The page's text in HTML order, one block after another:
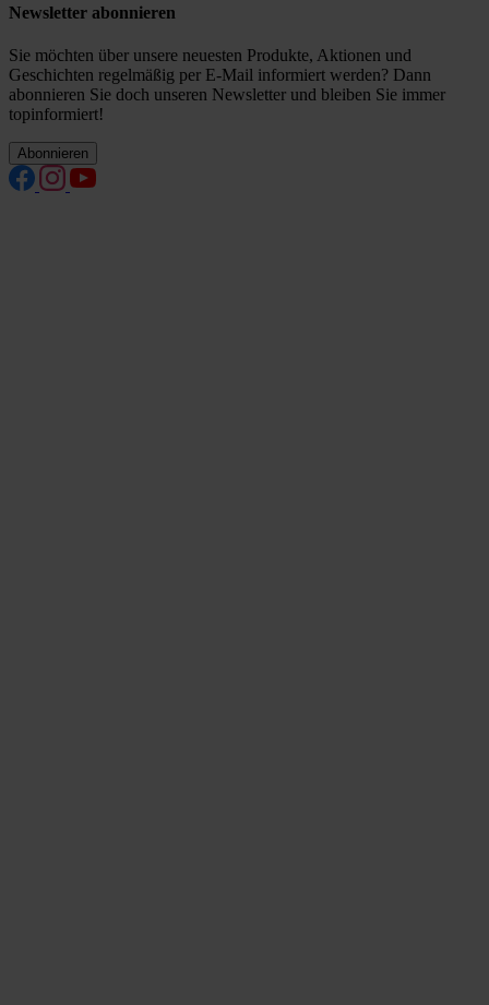
Newsletter abonnieren
Sie möchten über unsere neuesten Produkte, Aktionen und
Geschichten regelmäßig per E-Mail informiert werden? Dann
abonnieren Sie doch unseren Newsletter und bleiben Sie immer
topinformiert!
Abonnieren